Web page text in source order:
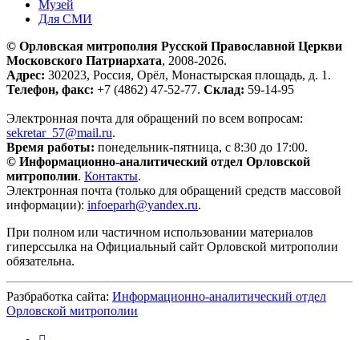
Музей
Для СМИ
© Орловская митрополия Русской Православной Церкви
Московского Патриархата, 2008-2026.
Адрес: 302023, Россия, Орёл, Монастырская площадь, д. 1.
Телефон, факс: +7 (4862) 47-52-77. Склад: 59-14-95
Электронная почта для обращений по всем вопросам:
sekretar_57@mail.ru.
Время работы: понедельник-пятница, с 8:30 до 17:00.
© Информационно-аналитический отдел Орловской
митрополии. Контакты.
Электронная почта (только для обращений средств массовой
информации): infoeparh@yandex.ru.
При полном или частичном использовании материалов
гиперссылка на Официальный сайт Орловской митрополии
обязательна.
Разбработка сайта: Информационно-аналитический отдел
Орловской митрополии